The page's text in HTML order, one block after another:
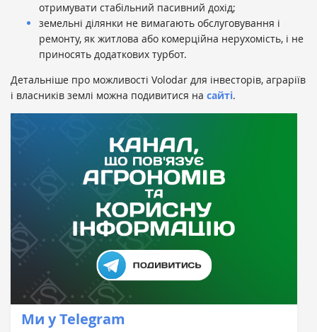
отримувати стабільний пасивний дохід;
земельні ділянки не вимагають обслуговування і
ремонту, як житлова або комерційна нерухомість, і не
приносять додаткових турбот.
Детальніше про можливості Volodar для інвесторів, аграріїв
і власників землі можна подивитися на сайті.
Ми у Telegram